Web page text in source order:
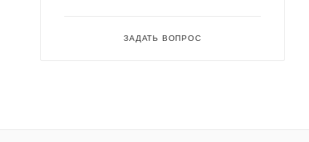
ЗАДАТЬ ВОПРОС